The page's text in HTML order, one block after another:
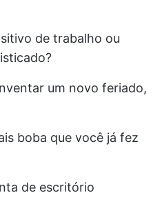
de trabalho ou
um novo feriado,
boba que você já fez
de escritório